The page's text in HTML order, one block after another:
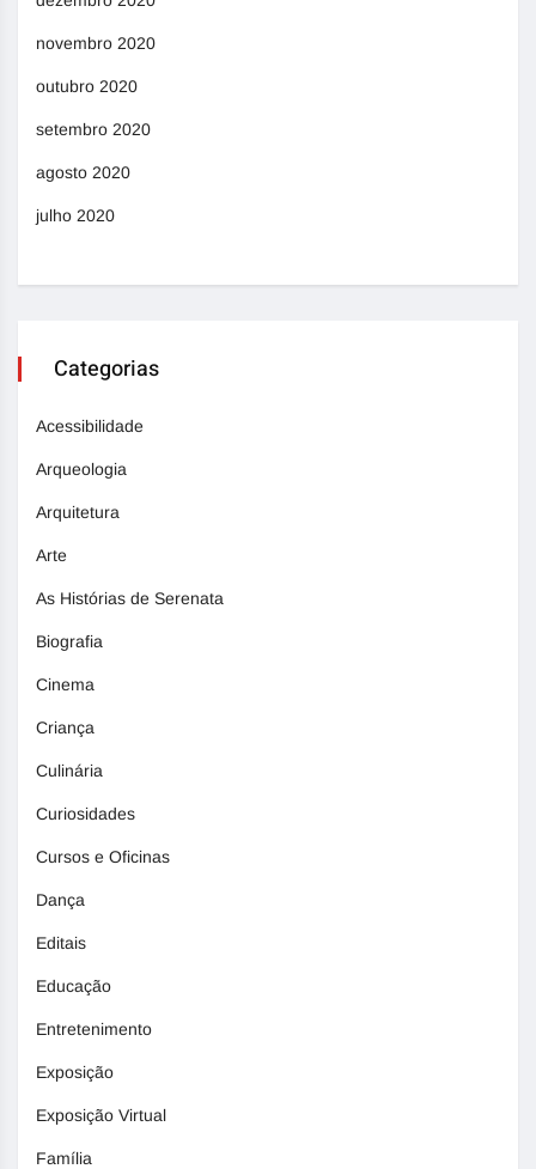
novembro 2020
outubro 2020
setembro 2020
agosto 2020
julho 2020
Categorias
Acessibilidade
Arqueologia
Arquitetura
Arte
As Histórias de Serenata
Biografia
Cinema
Criança
Culinária
Curiosidades
Cursos e Oficinas
Dança
Editais
Educação
Entretenimento
Exposição
Exposição Virtual
Família